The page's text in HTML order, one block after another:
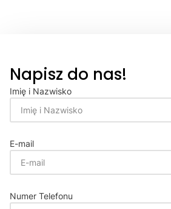
Napisz do nas!
Imię i Nazwisko
E-mail
Numer Telefonu